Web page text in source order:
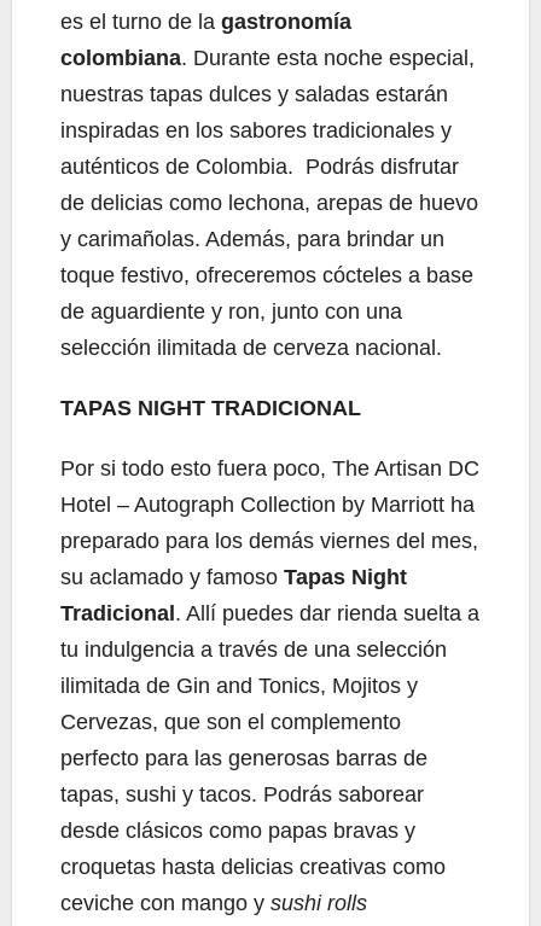
es el turno de la gastronomía
colombiana. Durante esta noche especial,
nuestras tapas dulces y saladas estarán
inspiradas en los sabores tradicionales y
auténticos de Colombia. Podrás disfrutar
de delicias como lechona, arepas de huevo
y carimañolas. Además, para brindar un
toque festivo, ofreceremos cócteles a base
de aguardiente y ron, junto con una
selección ilimitada de cerveza nacional.
TAPAS NIGHT TRADICIONAL
Por si todo esto fuera poco, The Artisan DC
Hotel – Autograph Collection by Marriott ha
preparado para los demás viernes del mes,
su aclamado y famoso Tapas Night
Tradicional . Allí puedes dar rienda suelta a
tu indulgencia a través de una selección
ilimitada de Gin and Tonics, Mojitos y
Cervezas, que son el complemento
perfecto para las generosas barras de
tapas, sushi y tacos. Podrás saborear
desde clásicos como papas bravas y
croquetas hasta delicias creativas como
ceviche con mango y sushi rolls